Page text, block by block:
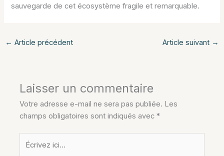
sauvegarde de cet écosystème fragile et remarquable.
← Article précédent Article suivant →
Laisser un commentaire
Votre adresse e-mail ne sera pas publiée. Les
champs obligatoires sont indiqués avec*
Écrivez
ici…